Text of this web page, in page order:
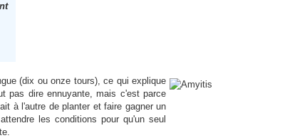
(dix ou onze tours), ce qui explique
pas dire ennuyante, mais c'est parce
à l'autre de planter et faire gagner un
les conditions pour qu'un seul